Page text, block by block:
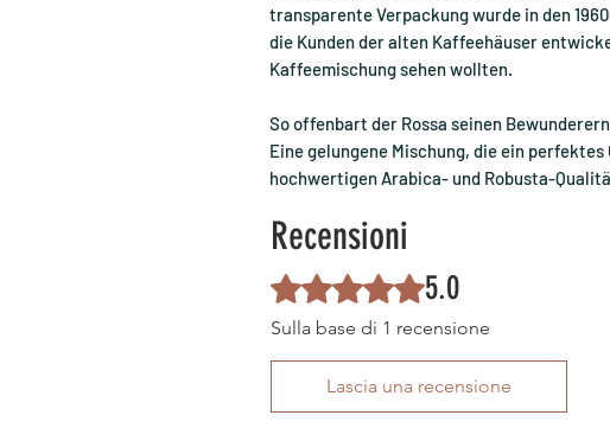
transparente Verpackung wurde in den
die Kunden der alten Kaffeehäuser
Kaffeemischung sehen wollten.
So offenbart der Rossa seinen
Eine gelungene Mischung, die ein
hochwertigen Arabica- und Robusta-
Recensioni
Valutazione 5 stelle su 5.
5.0
Sulla base di 1 recensione
Lascia una recensione